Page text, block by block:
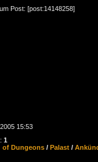
Post: [post:14148258]
15:53
1
of Dungeons / Palast /